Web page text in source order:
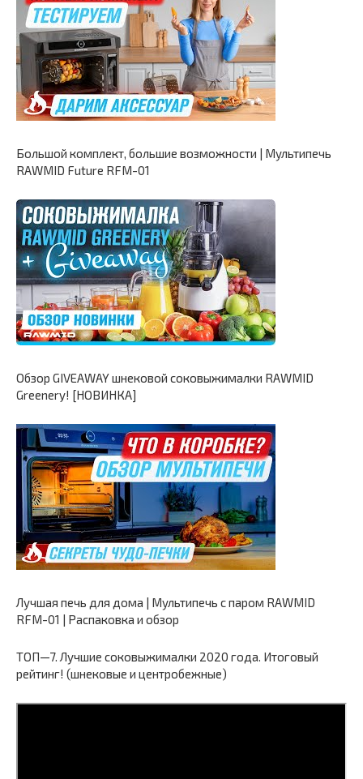
Большой комплект, большие возможности | Мультипечь
RAWMID Future RFM-01
Обзор GIVEAWAY шнековой соковыжималки RAWMID
Greenery! [НОВИНКА]
Лучшая печь для дома | Мультипечь с паром RAWMID
RFM-01 | Распаковка и обзор
ТОП—7. Лучшие соковыжималки 2020 года. Итоговый
рейтинг! (шнековые и центробежные)